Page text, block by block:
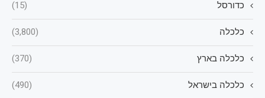
כדורסל (15)
כלכלה (3,800)
כלכלה בארץ (370)
כלכלה בישראל (490)